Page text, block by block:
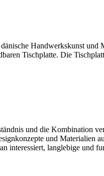
Handwerkskunst
Tischplatte. Die
und die Kombination
und
interessiert, langlebige und